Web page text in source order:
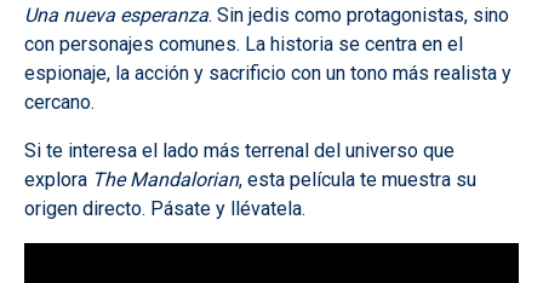
Una nueva esperanza. Sin jedis como protagonistas, sino
con personajes comunes. La historia se centra en el
espionaje, la acción y sacrificio con un tono más realista y
cercano.
Si te interesa el lado más terrenal del universo que
explora The Mandalorian, esta película te muestra su
origen directo. Pásate y llévatela.